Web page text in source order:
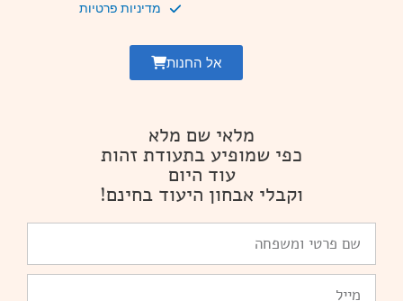
מדיניות פרטיות
אל החנות
מלאי שם מלא
כפי שמופיע בתעודת זהות
עוד היום
וקבלי אבחון היעוד בחינם!
פרטי
ומשפחה